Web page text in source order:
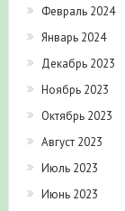
Февраль 2024
Январь 2024
Декабрь 2023
Ноябрь 2023
Октябрь 2023
Август 2023
Июль 2023
Июнь 2023